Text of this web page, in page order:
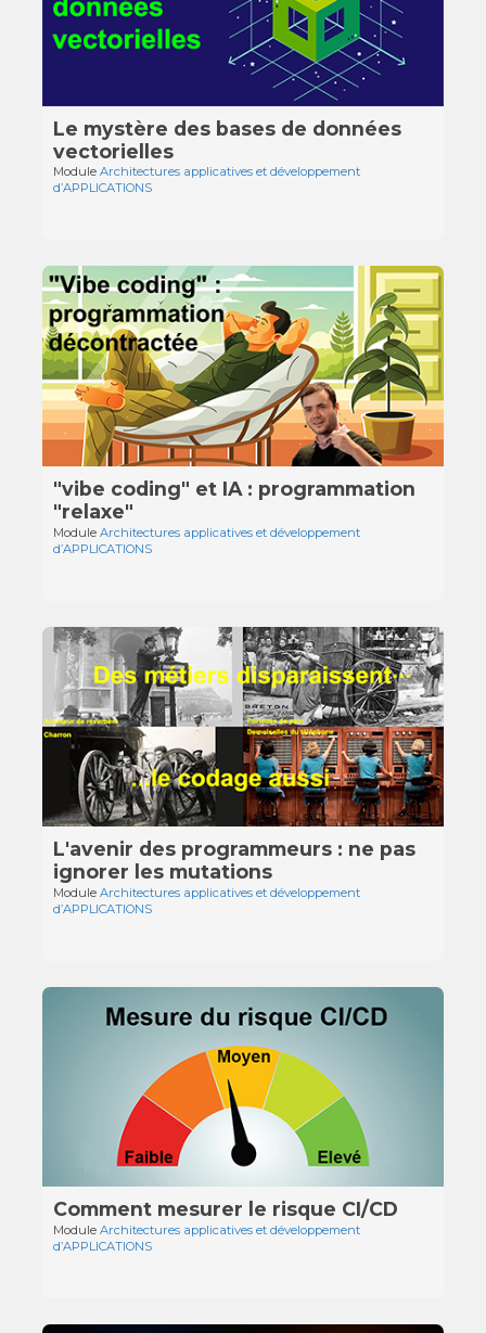
Le mystère des bases de données
vectorielles
ModuleArchitectures applicatives et développement
d’APPLICATIONS
"vibe coding" et IA : programmation
"relaxe"
ModuleArchitectures applicatives et développement
d’APPLICATIONS
L'avenir des programmeurs : ne pas
ignorer les mutations
ModuleArchitectures applicatives et développement
d’APPLICATIONS
Comment mesurer le risque CI/CD
ModuleArchitectures applicatives et développement
d’APPLICATIONS